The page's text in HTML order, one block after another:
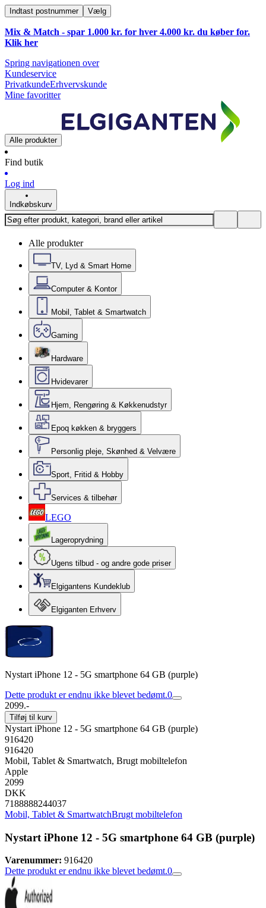
Indtast postnummer Vælg
Mix & Match - spar 1.000 kr. for hver 4.000 kr. du køber for.
Klik her
Spring navigationen over
Kundeservice
PrivatkundeErhvervskunde
Mine favoritter
Alle produkter
Find butik
Log ind
Indkøbskurv
Alle produkter
TV, Lyd & Smart Home
Computer & Kontor
Mobil, Tablet & Smartwatch
Gaming
Hardware
Hvidevarer
Hjem, Rengøring & Køkkenudstyr
Epoq køkken & bryggers
Personlig pleje, Skønhed & Velvære
Sport, Fritid & Hobby
Services & tilbehør
LEGO
Lageroprydning
Ugens tilbud - og andre gode priser
Elgigantens Kundeklub
Elgiganten Erhverv
Nystart iPhone 12 - 5G smartphone 64 GB (purple)
Dette produkt er endnu ikke blevet bedømt.0
2099.-
Tilføj til kurv
Nystart iPhone 12 - 5G smartphone 64 GB (purple)
916420
916420
Mobil, Tablet & Smartwatch, Brugt mobiltelefon
Apple
2099
DKK
7188888244037
Mobil, Tablet & SmartwatchBrugt mobiltelefon
Nystart iPhone 12 - 5G smartphone 64 GB (purple)
Varenummer: 916420
Dette produkt er endnu ikke blevet bedømt.0